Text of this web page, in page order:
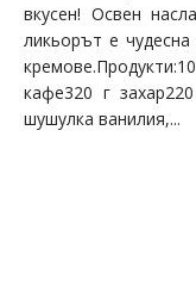
вкусен! Освен
ликьорът е
кафе320 г
шушулка ванилия,...